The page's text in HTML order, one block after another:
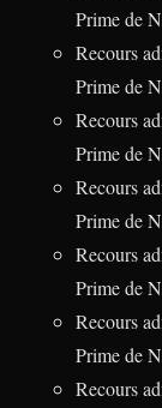
Prime de
Recours
Prime de
Recours
Prime de
Recours
Prime de
Recours
Prime de
Recours
Prime de
Recours